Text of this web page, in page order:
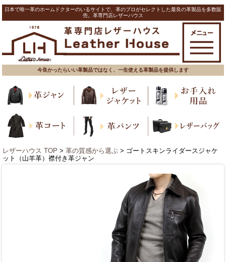
日本で唯一革のホームドクターのいるサイトで、革のプロがセレクトした最良の革製品を多数販
売。革専門店レザーハウス
今良かったらいい革製品ではなく、一生使える革製品を提供します
レザーハウス TOP > 革の質感から選ぶ > ゴートスキンライダースジャケ
ット（山羊革）襟付き革ジャン